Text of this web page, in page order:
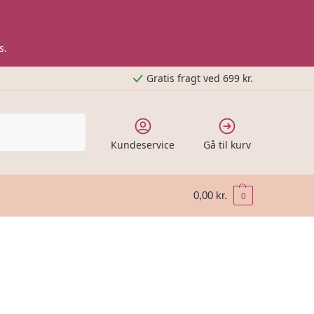
Gratis fragt ved 699 kr.
Kundeservice Gå til kurv
0,00 kr. 0